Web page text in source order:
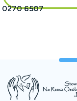
0270 6507